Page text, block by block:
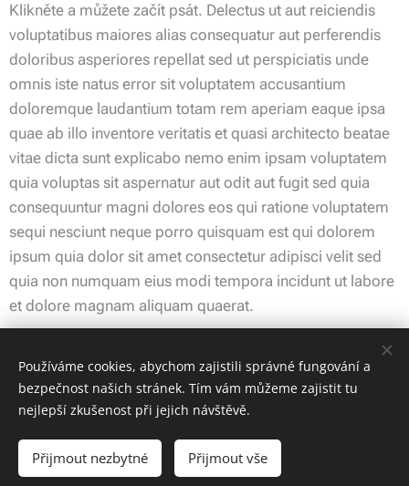
Klikněte a můžete začít psát. Delectus ut aut reiciendis
voluptatibus maiores alias consequatur aut perferendis
doloribus asperiores repellat sed ut perspiciatis unde
omnis iste natus error sit voluptatem accusantium
doloremque laudantium totam rem aperiam eaque ipsa
quae ab illo inventore veritatis et quasi architecto beatae
vitae dicta sunt explicabo nemo enim ipsam voluptatem
quia voluptas sit aspernatur aut odit aut fugit sed quia
consequuntur magni dolores eos qui ratione voluptatem
sequi nesciunt neque porro quisquam est qui dolorem
ipsum quia dolor sit amet consectetur adipisci velit sed
quia non numquam eius modi tempora incidunt ut labore
et dolore magnam aliquam quaerat.
Share
© 2025 Energetická komunita Stolové hory z. s. | Všechna práva
Používáme cookies, abychom zajistili správné fungování a
bezpečnost našich stránek. Tím vám můžeme zajistit tu
nejlepší zkušenost při jejich návštěvě.
Přijmout nezbytné Přijmout vše